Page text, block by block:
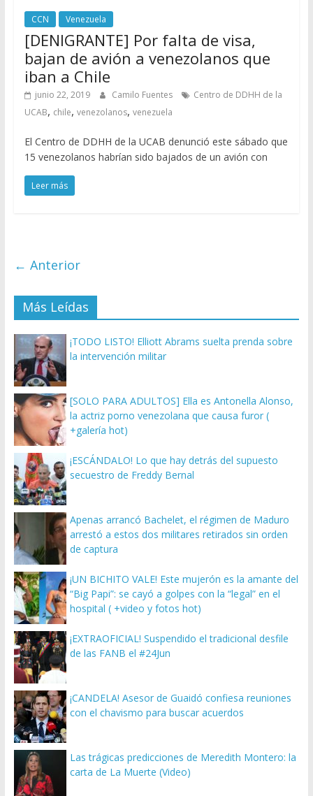
CCN Venezuela
[DENIGRANTE] Por falta de visa,
bajan de avión a venezolanos que
iban a Chile
junio 22, 2019 Camilo Fuentes
Centro de DDHH de la
UCAB, chile, venezolanos, venezuela
El Centro de DDHH de la UCAB denunció este sábado que
15 venezolanos habrían sido bajados de un avión con
Leer más
← Anterior
Más Leídas
¡TODO LISTO! Elliott Abrams suelta prenda sobre
la intervención militar
[SOLO PARA ADULTOS] Ella es Antonella Alonso,
la actriz porno venezolana que causa furor (
+galería hot)
¡ESCÁNDALO! Lo que hay detrás del supuesto
secuestro de Freddy Bernal
Apenas arrancó Bachelet, el régimen de Maduro
arrestó a estos dos militares retirados sin orden
de captura
¡UN BICHITO VALE! Este mujerón es la amante del
“Big Papi”: se cayó a golpes con la “legal” en el
hospital ( +video y fotos hot)
¡EXTRAOFICIAL! Suspendido el tradicional desfile
de las FANB el #24Jun
¡CANDELA! Asesor de Guaidó confiesa reuniones
con el chavismo para buscar acuerdos
Las trágicas predicciones de Meredith Montero: la
carta de La Muerte (Video)